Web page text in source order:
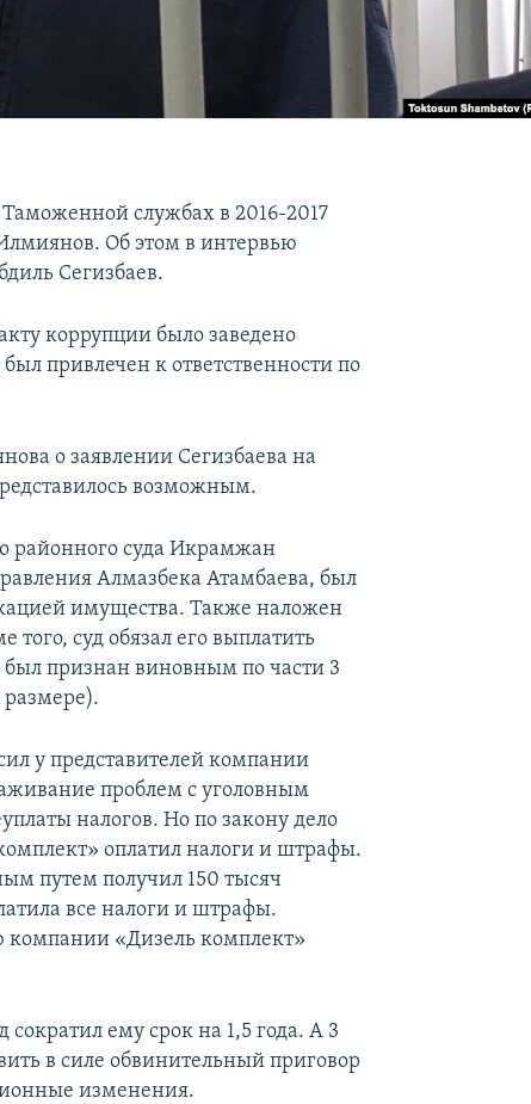
службах в 2016-2017
Об этом в интервью
Сегизбаев.
коррупции было заведено
привлечен к ответственности по
о заявлении Сегизбаева на
возможным.
районного суда Икрамжан
Алмазбека Атамбаева, был
имущества. Также наложен
того, суд обязал его выплатить
признан виновным по части 3
у представителей компании
проблем с уголовным
налогов. Но по закону дело
оплатил налоги и штрафы.
путем получил 150 тысяч
все налоги и штрафы.
компании «Дизель комплект»
ему срок на 1,5 года. А 3
в силе обвинительный приговор
изменения.